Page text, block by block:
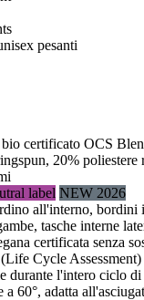
pesanti
certificato OCS
20%
label NEW 2026
all'interno, bordini
tasche interne
certificata senza
Cycle
durante l'intero ciclo
60°, adatta